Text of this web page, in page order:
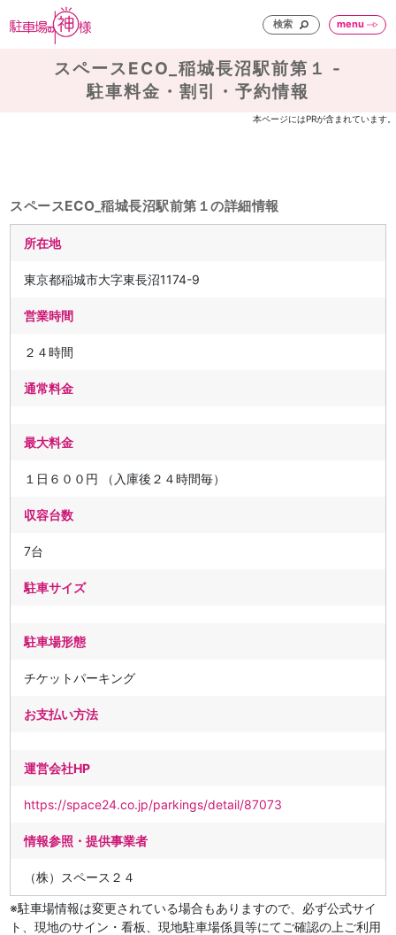
検索 menu
スペースECO_稲城長沼駅前第１ -
駐車料金・割引・予約情報
本ページにはPRが含まれています。
スペースECO_稲城長沼駅前第１の詳細情報
所在地
東京都稲城市大字東長沼1174-9
営業時間
２４時間
通常料金
最大料金
１日６００円 （入庫後２４時間毎）
収容台数
7台
駐車サイズ
駐車場形態
チケットパーキング
お支払い方法
運営会社HP
https://space24.co.jp/parkings/detail/87073
情報参照・提供事業者
（株）スペース２４
※駐車場情報は変更されている場合もありますので、必ず公式サイ
ト、現地のサイン・看板、現地駐車場係員等にてご確認の上ご利用